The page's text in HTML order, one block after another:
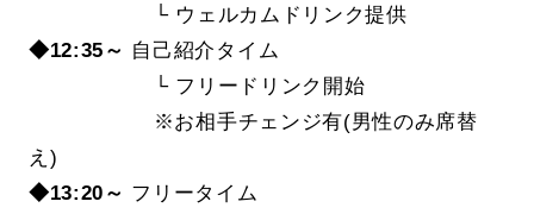
└ ウェルカムドリンク提供
◆12:35～ 自己紹介タイム
└ フリードリンク開始
※お相手チェンジ有(男性のみ席替
え)
◆13:20 ～ フリータイム